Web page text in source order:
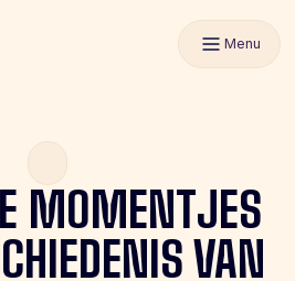
Menu
MOMENTJES
VAN